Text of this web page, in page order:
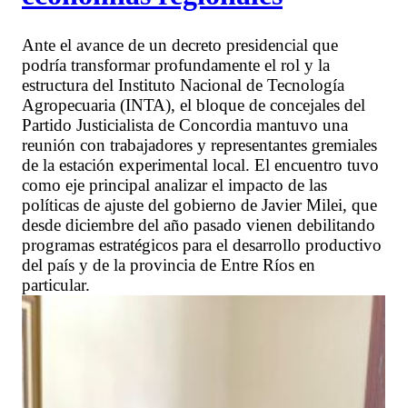
Ante el avance de un decreto presidencial que
podría transformar profundamente el rol y la
estructura del Instituto Nacional de Tecnología
Agropecuaria (INTA), el bloque de concejales del
Partido Justicialista de Concordia mantuvo una
reunión con trabajadores y representantes gremiales
de la estación experimental local. El encuentro tuvo
como eje principal analizar el impacto de las
políticas de ajuste del gobierno de Javier Milei, que
desde diciembre del año pasado vienen debilitando
programas estratégicos para el desarrollo productivo
del país y de la provincia de Entre Ríos en
particular.